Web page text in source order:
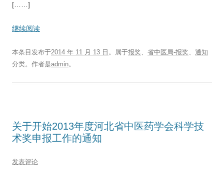
[……]
继续阅读
本条目发布于2014 年 11 月 13 日 。属于报奖、 省中医局-报奖、 通知
分类。 作者是admin。
关于开始2013年度河北省中医药学会科学技
术奖申报工作的通知
发表评论